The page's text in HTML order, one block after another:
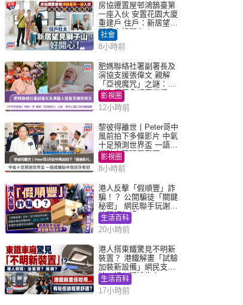
房協遷置屋邨鴻鵠臺第
一座入伙 安置花園大廈
重建戶 住戶：新居望見
獅子山好開心！
社會
8小時前
肥媽聯絡社署副署長及
演協支援張偉文 親解
「亞視魔咒」之謎：有
信心鐵三角評審繼續
影視圈
12小時前
黎彼得離世丨Peter哥中
風前拍下多條影片 中氣
十足預測世界盃 一語成
讖貼中西班牙奪冠
影視圈
8小時前
港人反擊「假順豐」詐
騙！？ 公開騙徒「關鍵
秘密」 網民聯手玩謝：
練習緬甸語
生活百科
20小時前
港人搭東鐵驚見不明新
裝置？ 港鐵解畫「試驗
加裝新設備」網民支
持：好似呢排先有
生活百科
17小時前